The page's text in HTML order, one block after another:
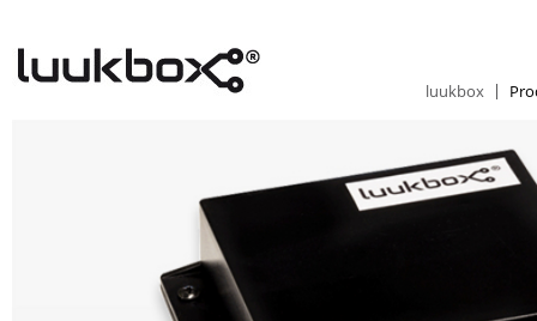
luukbox